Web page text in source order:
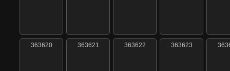
363620 363621 363622 363623